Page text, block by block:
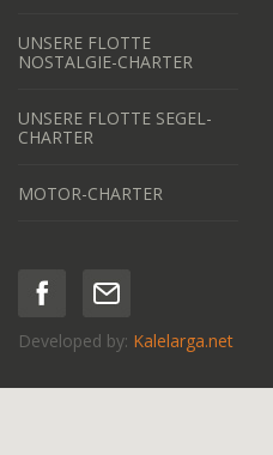
UNSERE FLOTTE
NOSTALGIE-CHARTER
UNSERE FLOTTE SEGEL-
CHARTER
MOTOR-CHARTER
Developed by: Kalelarga.net